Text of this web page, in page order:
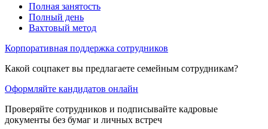
Полная занятость
Полный день
Вахтовый метод
Корпоративная поддержка сотрудников
Какой соцпакет вы предлагаете семейным сотрудникам?
Оформляйте кандидатов онлайн
Проверяйте сотрудников и подписывайте кадровые
документы без бумаг и личных встреч